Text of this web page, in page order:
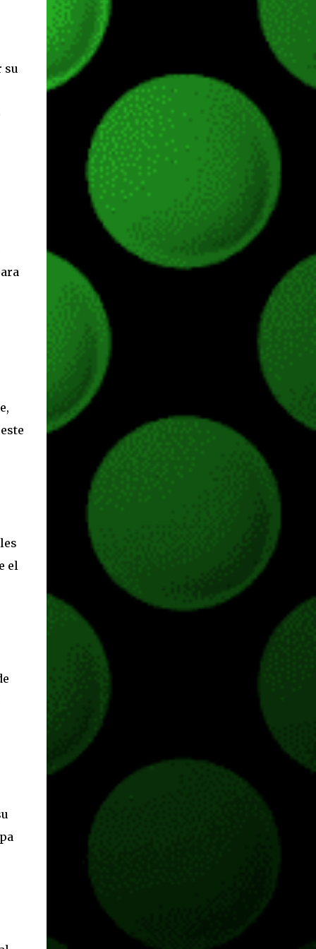
su
el
elementos de la interfaz, incluyendo las
trayectorias de lanzamiento de granadas y
el resaltado de objetos interactivos, además
de desactivar automáticamente los sonidos
asociados cuando la interfaz está oculta.
También se añaden los llamados
"Parámetros Ghost" , que permiten activar
la recarga táctica, limitar el número de
armas ...